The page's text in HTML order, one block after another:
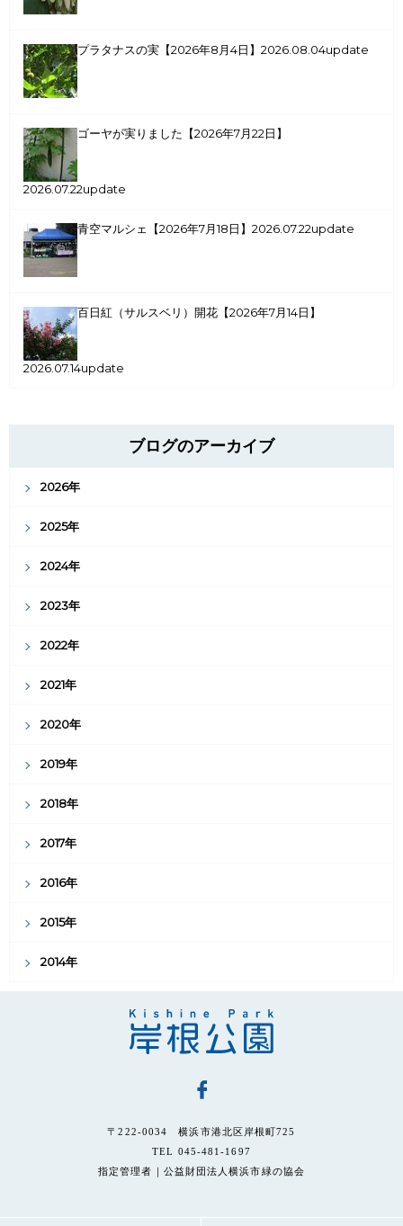
プラタナスの実【2026年8月4日】 2026.08.04update
ゴーヤが実りました【2026年7月22日】
2026.07.22update
青空マルシェ【2026年7月18日】 2026.07.22update
百日紅（サルスベリ）開花【2026年7月14日】
2026.07.14update
ブログのアーカイブ
2026年
2025年
2024年
2023年
2022年
2021年
2020年
2019年
2018年
2017年
2016年
2015年
2014年
〒222-0034 横浜市港北区岸根町725
TEL 045-481-1697
指定管理者｜公益財団法人横浜市緑の協会